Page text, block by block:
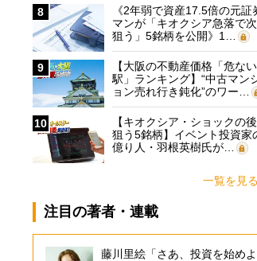
8
《2年弱で資産17.5倍の元証
マンが「キオクシア急落で
狙う」5銘柄を公開》1…
9
【大阪の不動産価格「危ない
駅」ランキング】“中古マン
ョン売れ行き鈍化”のワー…
10
【キオクシア・ショックの
狙う5銘柄】イベント投資家
億り人・羽根英樹氏が…
一覧を見る
注目の著者・連載
藤川里絵「さあ、投資を始めよ